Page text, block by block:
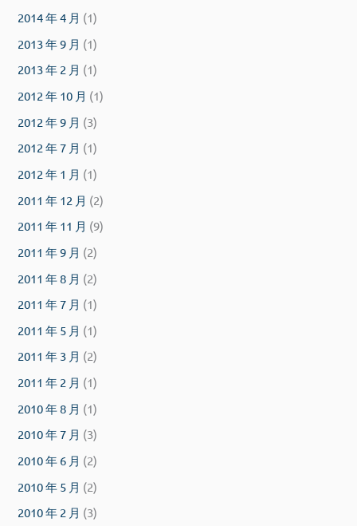
2014 年 4 月 (1)
2013 年 9 月 (1)
2013 年 2 月 (1)
2012 年 10 月 (1)
2012 年 9 月 (3)
2012 年 7 月 (1)
2012 年 1 月 (1)
2011 年 12 月 (2)
2011 年 11 月 (9)
2011 年 9 月 (2)
2011 年 8 月 (2)
2011 年 7 月 (1)
2011 年 5 月 (1)
2011 年 3 月 (2)
2011 年 2 月 (1)
2010 年 8 月 (1)
2010 年 7 月 (3)
2010 年 6 月 (2)
2010 年 5 月 (2)
2010 年 2 月 (3)